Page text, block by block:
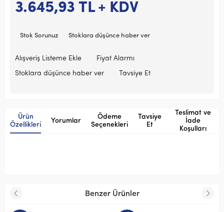
3.645,93 TL + KDV
Stok Sorunuz Stoklara düşünce haber ver
Alışveriş Listeme Ekle
Fiyat Alarmı
Stoklara düşünce haber ver
Tavsiye Et
Ürün
Özellikleri
Yorumlar
Ödeme
Seçenekleri
Tavsiye
Et
Teslimat ve
İade
Koşulları
Benzer Ürünler